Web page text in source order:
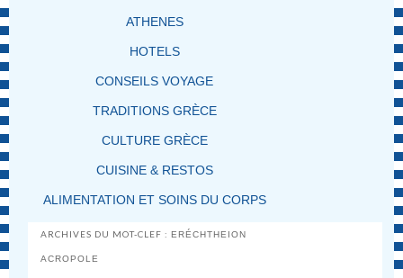
ATHENES
HOTELS
CONSEILS VOYAGE
TRADITIONS GRÈCE
CULTURE GRÈCE
CUISINE & RESTOS
ALIMENTATION ET SOINS DU CORPS
ARCHIVES DU MOT-CLEF :ERÉCHTHEION
ACROPOLE